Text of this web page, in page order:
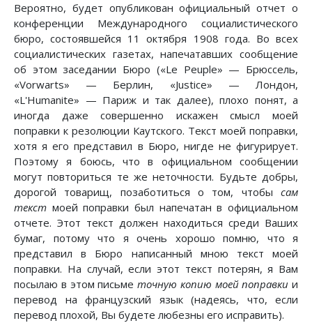
Вероятно, будет опубликован официальный отчет о
конференции Международного социалистического
бюро, состоявшейся 11 октября 1908 года. Во всех
социалистических газетах, напечатавших сообщение
об этом заседании Бюро («Le Peuple» — Брюссель,
«Vorwarts» — Берлин, «Justice» — Лондон,
«L'Humanite» — Париж и так далее), плохо понят, а
иногда даже совершенно искажен смысл моей
поправки к резолюции Каутского. Текст моей поправки,
хотя я его представил в Бюро, нигде не фигурирует.
Поэтому я боюсь, что в официальном сообщении
могут повториться те же неточности. Будьте добры,
дорогой товарищ, позаботиться о том, чтобы сам
текст моей поправки был напечатан в официальном
отчете. Этот текст должен находиться среди Ваших
бумаг, потому что я очень хорошо помню, что я
представил в Бюро написанный мною текст моей
поправки. На случай, если этот текст потерян, я Вам
посылаю в этом письме точную копию моей поправки и
перевод на французский язык (надеясь, что, если
перевод плохой, Вы будете любезны его исправить).